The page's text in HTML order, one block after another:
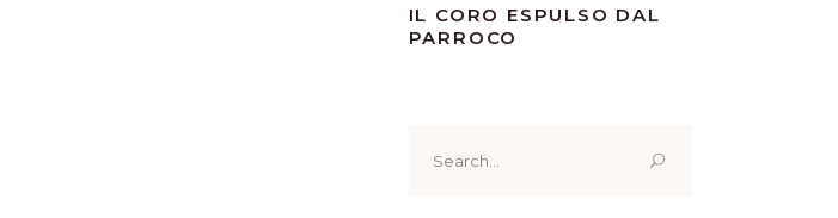
IL CORO ESPULSO DAL
PARROCO
for: